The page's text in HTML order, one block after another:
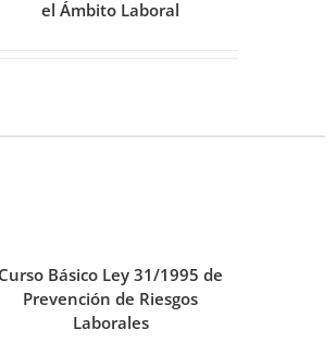
el Ámbito Laboral
Curso Básico Ley 31/1995 de
Prevención de Riesgos
Laborales